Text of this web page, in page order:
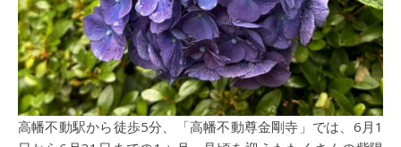
高幡不動駅から徒歩5分、「高幡不動尊金剛寺」では、6月1